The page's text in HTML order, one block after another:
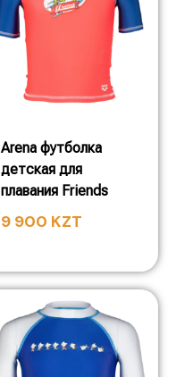
Arena футболка
детская для
плавания Friends
9 900 KZT